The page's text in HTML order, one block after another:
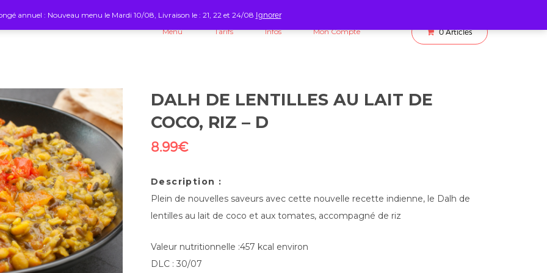
Menu Tarifs Infos Mon Compte 0 Articles
DALH DE LENTILLES AU LAIT DE
COCO, RIZ – D
8.99€
Description :
Plein de nouvelles saveurs avec cette nouvelle recette indienne, le Dalh de
lentilles au lait de coco et aux tomates, accompagné de riz
Valeur nutritionnelle :457 kcal environ
DLC : 30/07
annuel : Nouveau menu le Mardi 10/08, Livraison le : 21, 22 et 24/08 Ignorer